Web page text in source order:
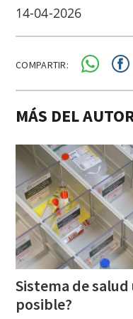
14-04-2026
COMPARTIR:
MÁS DEL
Sistema de
posible?